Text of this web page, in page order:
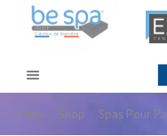
Home Shop Spas Pour